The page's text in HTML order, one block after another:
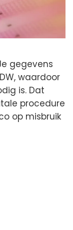
gegevens
waardoor
is. Dat
procedure
op misbruik